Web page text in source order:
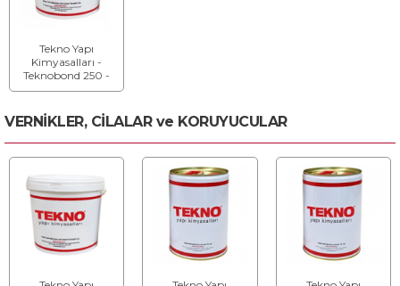
Tekno Yapı
Kimyasalları -
Teknobond 250 -
Endüstriyel PVC
VERNİKLER, CİLALAR ve KORUYUCULAR